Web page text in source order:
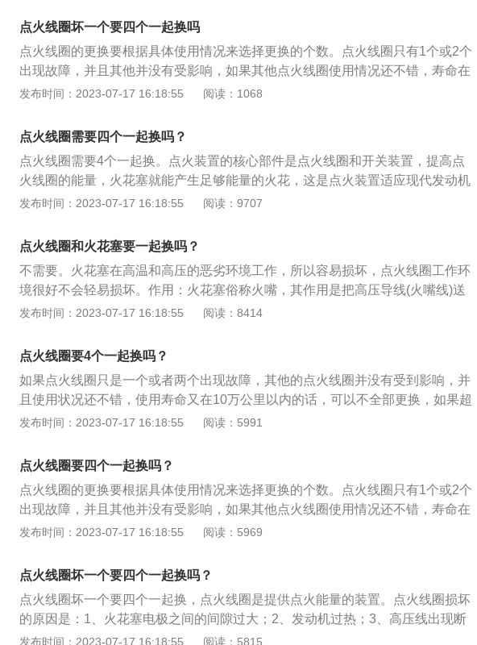
线圈之所以能将车上低压电变成高电压，是由于有与普通变压器相同的形式，初
级线圈与次级线圈的匝数比大。但点火线圈工作方式却与普通变压器不一样，普
通变压器是连续工作的，而点火线圈则是断续工作的，它根据发动机不同的转速
以不同的频率反复进行储能及放能。当初级线圈接通电源时，随着电流的增长四
周产生一个很强的磁场，铁芯储存了磁场能；当开关装置使初级线圈电路断开
场消失速度越快，电流断开瞬间的电流越大，两个线圈的匝比越大，则次级线圈
感应出来的电压越高。
点火线圈坏一个要四个一起换吗
点火线圈的更换要根据具体使用情况来选择更换的个数。点火线圈只有1个或2个
出现故障，并且其他并没有受影响，如果其他点火线圈使用情况还不错，寿命在
10万公里以内，那么可以直接更换故障的点火线圈，不需要4个一起换。如果点
更换。一般一个点火线圈负责一个汽缸，如果只有一个点火线圈发生故障，其余
的工作正常，那么勉强应急行驶不成问题。如果不及时处理的话，对车的发动
机、机座和连接部件等都非常不利，要是再有一个点火线圈罢工，那距离自动熄
火就不远了，所以最好赶紧到维修店进行检修。对点火线圈不能轻视，如果出现
什么异常，一定要慎重对待。点火线圈的损坏比较容易判断，当车辆在行驶中突
失，这时你就要考虑有可能是点火线圈的问题了。点火线圈一旦出现异常，就会
造成火花塞不工作，继而这个汽缸的混合气体就不会爆燃，车辆在失去一个汽缸
的情况，动力的缺失就是自然的了。
发布时间：2023-07-17 16:18:55 阅读：1068
点火线圈需要四个一起换吗？
点火线圈需要4个一起换。点火装置的核心部件是点火线圈和开关装置，提高点
火线圈的能量，火花塞就能产生足够能量的火花，这是点火装置适应现代发动机
运行的基本条件。以下是点火线圈的拆装步骤：打开发动机顶部点火线圈盖子；
轻翘起来，取出点火线圈；放入新的点火线圈并紧固螺丝；接上电源插头后见将
顶部盖板盖好。
发布时间：2023-07-17 16:18:55 阅读：9707
点火线圈和火花塞要一起换吗？
不需要。火花塞在高温和高压的恶劣环境工作，所以容易损坏，点火线圈工作环
境很好不会轻易损坏。作用：火花塞俗称火嘴，其作用是把高压导线(火嘴线)送
来的脉冲高压电放电，击穿火花塞两个电极间空气，产生电火花以此引燃气缸内
塞、座型火花塞、极型火花塞、面跳火型火花塞等。火花塞与点火系统和供油系
统配合使发动机作功，在很大程度上共同决定着发动机的性能。
发布时间：2023-07-17 16:18:55 阅读：8414
点火线圈要4个一起换吗？
如果点火线圈只是一个或者两个出现故障，其他的点火线圈并没有受到影响，并
且使用状况还不错，使用寿命又在10万公里以内的话，可以不全部更换，如果超
过10万公里最好全部一起换。有关点火线圈的资料如下：1、点火装置的核心部
花，这是点火装置适应现代发动机运行的基本条件。2、通常的点火线圈里面有
两组线圈，初级线圈和次级线圈。初级线圈用较粗的漆包线，通常用0.5-1毫米左
右的漆包线绕200-500匝左右；次级线圈用较细的漆包线，通常用0.1毫米左右的
漆包线绕15000-25000匝左右。3、点火线圈依照磁路分为开磁式及闭磁式两种。
传统的点火线圈是用开磁式，其铁芯用0.3毫米左右的硅钢片叠成，铁芯上绕有次
力线由铁芯构成闭合磁路。
发布时间：2023-07-17 16:18:55 阅读：5991
点火线圈要四个一起换吗？
点火线圈的更换要根据具体使用情况来选择更换的个数。点火线圈只有1个或2个
出现故障，并且其他并没有受影响，如果其他点火线圈使用情况还不错，寿命在
10万公里以内，那么可以直接更换故障的点火线圈，不需要4个一起换。如果点
更换。点火线圈更换流程：1、打开发动机舱盖，有发动机罩的需要卸下，这时
可以看到发动机各缸裸漏的点火线圈。2、将黄色插销慢慢向外提起，注意不要
将插销提断；而后再向下压动黑色卡扣柄，并同时向外慢慢拔出插头。由于每缸
插头都与其对应的气缸一一对应，所以切勿搞混。3、使用对应的套筒工具将各
发布时间：2023-07-17 16:18:55 阅读：5969
点火线圈坏一个要四个一起换吗？
点火线圈坏一个要四个一起换，点火线圈是提供点火能量的装置。点火线圈损坏
的原因是：1、火花塞电极之间的间隙过大；2、发动机过热；3、高压线出现断
路；4、电流产生热效应；5、汽油质量差；6、气缸压缩比不对；7、电脑板出现
发布时间：2023-07-17 16:18:55 阅读：5815